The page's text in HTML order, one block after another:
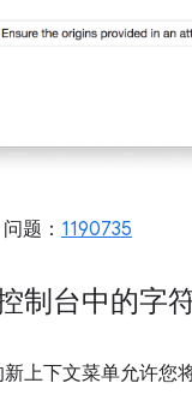
题： 1190735
制台中的字
上下文菜单允许您